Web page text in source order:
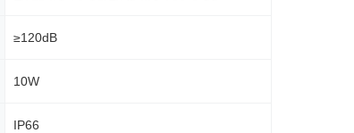
≥120dB
10W
IP66